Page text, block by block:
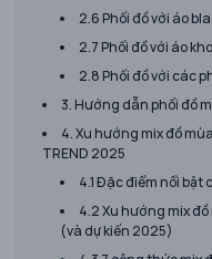
2.6 Phối đồ với áo
2.7 Phối đồ với áo
2.8 Phối đồ với các
3. Hướng dẫn phối đồ
4. Xu hướng mix đồ
TREND 2025
4.1 Đặc điểm nổi
4.2 Xu hướng mix
(và dự kiến 2025)